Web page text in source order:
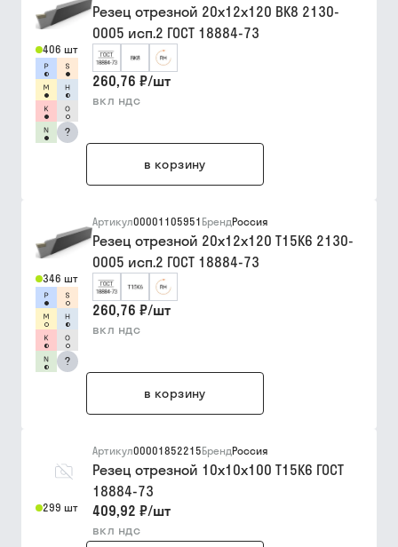
406 шт
?
Резец отрезной 20х12х120 ВК8 2130-
0005 исп.2 ГОСТ 18884-73
260,76 ₽/шт
вкл ндс
в корзину
346 шт
?
Артикул00001105951 БрендРоссия
Резец отрезной 20х12х120 Т15К6 2130-
0005 исп.2 ГОСТ 18884-73
260,76 ₽/шт
вкл ндс
в корзину
299 шт
Артикул00001852215БрендРоссия
Резец отрезной 10х10х100 Т15К6 ГОСТ
18884-73
409,92 ₽/шт
вкл ндс